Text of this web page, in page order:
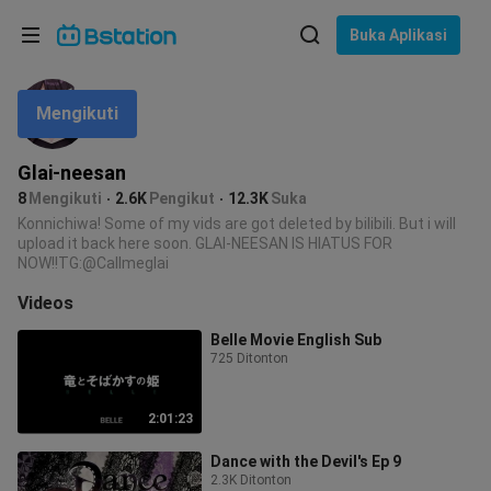
Buka Aplikasi
Glai-neesan
8 Mengikuti 2.6K Pengikut 12.3KSuka
Mengikuti
Konnichiwa! Some of my vids are got deleted by bilibili. But i will
upload it back here soon. GLAI-NEESAN IS HIATUS FOR
NOW!!TG:@Callmeglai
Videos
2:01:23
Belle Movie English Sub
725 Ditonton
Dance with the Devil's Ep 9
2.3K Ditonton
Bahasa: Bahasa Indonesia
Pilih bahasa
English
ภาษาไทย
Tiếng Việt
Bahasa Indonesia
Bahasa Melayu